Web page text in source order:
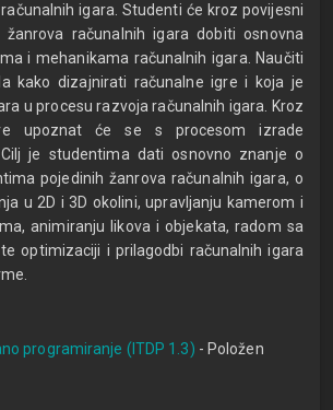
igara. Studenti će kroz povijesni
računalnih igara dobiti osnovna
i mehanikama računalnih igara. Naučiti
kako dizajnirati računalne igre i koja je
u procesu razvoja računalnih igara. Kroz
upoznat će se s procesom izrade
je studentima dati osnovno znanje o
pojedinih žanrova računalnih igara, o
u 2D i 3D okolini, upravljanju kamerom i
animiranju likova i objekata, radom sa
optimizaciji i prilagodbi računalnih igara
programiranje (ITDP 1.3) - Položen